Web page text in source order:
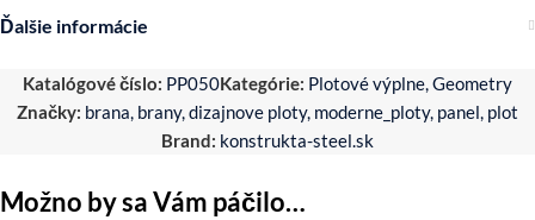
Ďalšie informácie
Katalógové číslo: PP050Kategórie: Plotové výplne,Geometry
Značky: brana, brany,dizajnove ploty, moderne_ploty, panel, plot
Brand: konstrukta-steel.sk
Možno by sa Vám páčilo…